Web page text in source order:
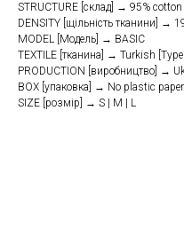
STRUCTURE [склад] → 95% cotton
DENSITY [щільність тканини] →
MODEL [Модель] → BASIC
TEXTILE [тканина] → Turkish
PRODUCTION [виробництво] →
BOX [упаковка] → No plastic
SIZE [розмір] → S | M | L